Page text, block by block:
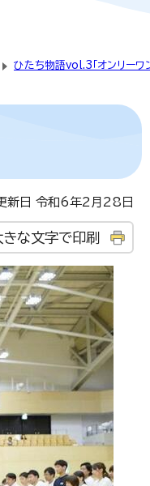
ひたち物語vol.3「オンリーワ
日 令和6年2月28日
きな文字で印刷